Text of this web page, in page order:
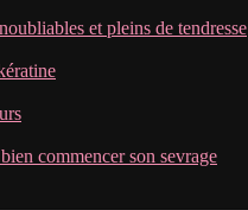
et pleins de tendresse
commencer son sevrage